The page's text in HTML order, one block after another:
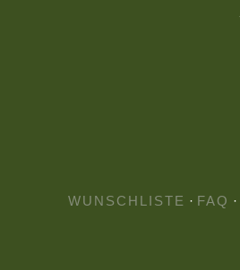
WUNSCHLISTE · FAQ ·